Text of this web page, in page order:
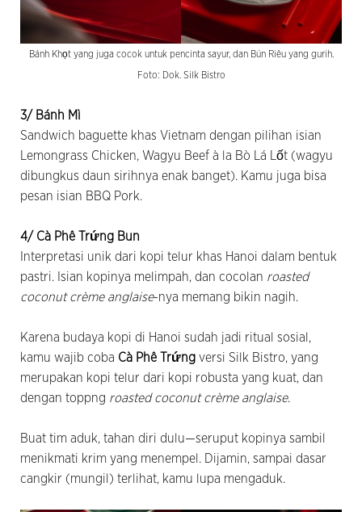
Bánh Khọt yang juga cocok untuk pencinta sayur, dan Bún Riêu yang gurih.
Foto: Dok. Silk Bistro
3/ Bánh Mì
Sandwich baguette khas Vietnam dengan pilihan isian
Lemongrass Chicken, Wagyu Beef à la Bò Lá Lốt (wagyu
dibungkus daun sirihnya enak banget). Kamu juga bisa
pesan isian BBQ Pork.
4/ Cà Phê Trứng Bun
Interpretasi unik dari kopi telur khas Hanoi dalam bentuk
pastri. Isian kopinya melimpah, dan cocolan roasted
coconut crème anglaise-nya memang bikin nagih.
Karena budaya kopi di Hanoi sudah jadi ritual sosial,
kamu wajib coba Cà Phê Trứng versi Silk Bistro, yang
merupakan kopi telur dari kopi robusta yang kuat, dan
dengan toppng roasted coconut crème anglaise.
Buat tim aduk, tahan diri dulu—seruput kopinya sambil
menikmati krim yang menempel. Dijamin, sampai dasar
cangkir (mungil) terlihat, kamu lupa mengaduk.